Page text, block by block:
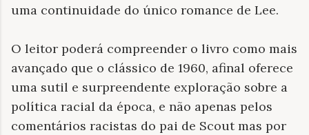
uma continuidade do único romance de Lee.
O leitor poderá compreender o livro como mais
avançado que o clássico de 1960, afinal oferece
uma sutil e surpreendente exploração sobre a
política racial da época, e não apenas pelos
comentários racistas do pai de Scout mas por